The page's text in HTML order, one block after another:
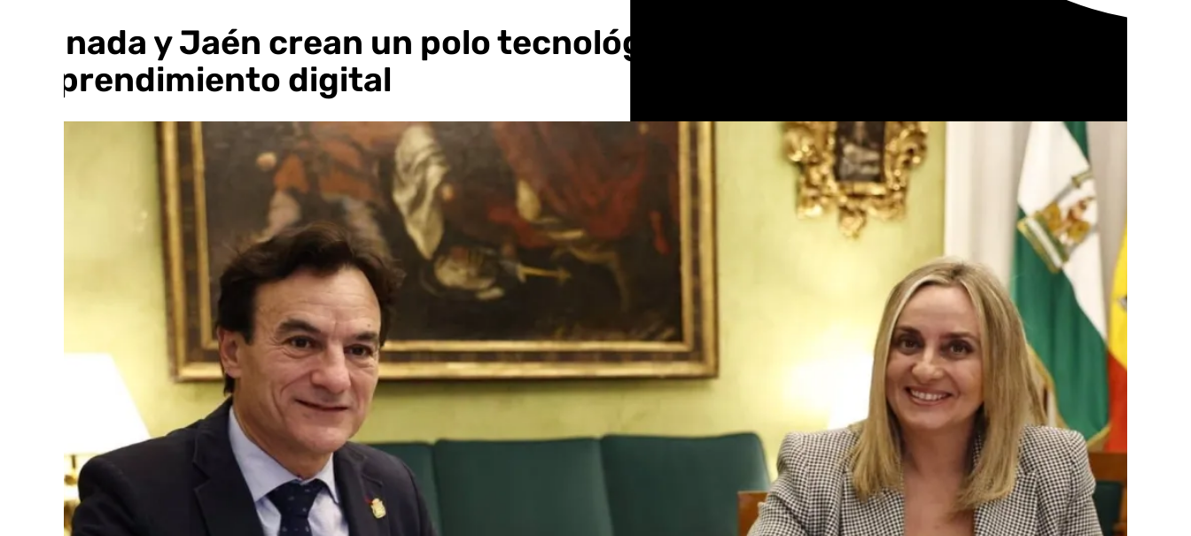
Granada y Jaén crean un polo tecnológico conjunto para fomentar el
emprendimiento digital